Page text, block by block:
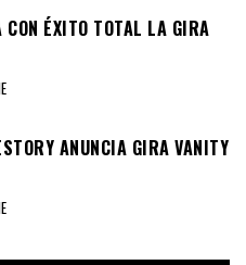
ÉXITO TOTAL LA GIRA
ANUNCIA GIRA VANITY